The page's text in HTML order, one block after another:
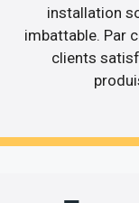
installation
imbattable. Par
clients